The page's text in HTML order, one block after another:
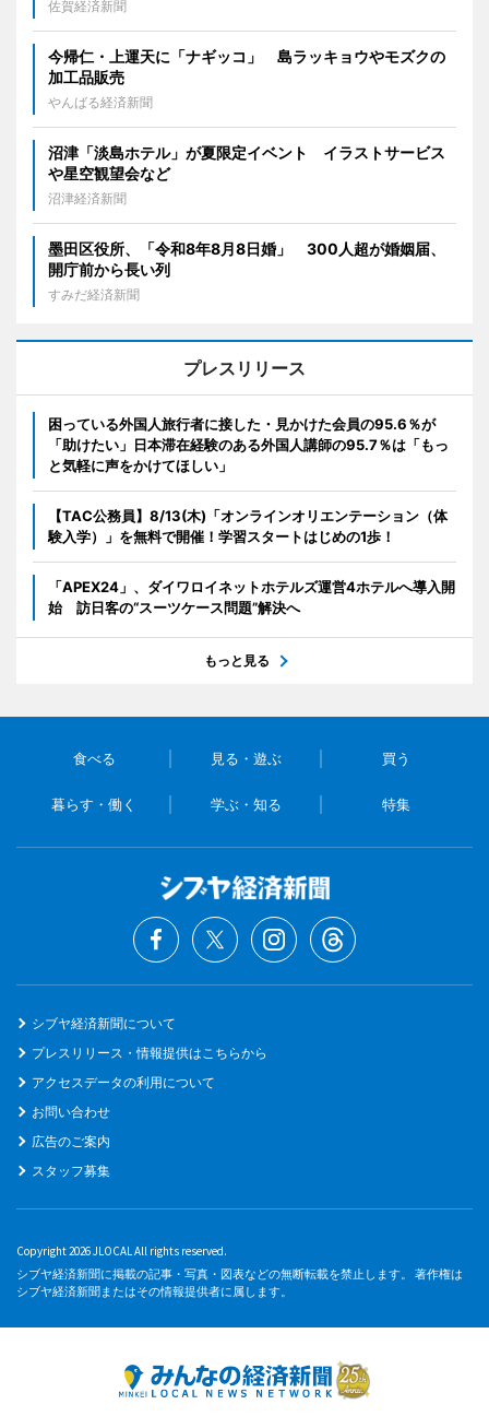
佐賀経済新聞
今帰仁・上運天に「ナギッコ」 島ラッキョウやモズクの
加工品販売
やんばる経済新聞
沼津「淡島ホテル」が夏限定イベント イラストサービス
や星空観望会など
沼津経済新聞
墨田区役所、「令和8年8月8日婚」 300人超が婚姻届、
開庁前から長い列
すみだ経済新聞
プレスリリース
困っている外国人旅行者に接した・見かけた会員の95.6％が
「助けたい」日本滞在経験のある外国人講師の95.7％は「もっ
と気軽に声をかけてほしい」
【TAC公務員】8/13(木)「オンラインオリエンテーション（体
験入学）」を無料で開催！学習スタートはじめの1歩！
「APEX24」、ダイワロイネットホテルズ運営4ホテルへ導入開
始 訪日客の“スーツケース問題”解決へ
もっと見る
食べる 見る・遊ぶ 買う
暮らす・働く 学ぶ・知る 特集
シブヤ経済新聞について
プレスリリース・情報提供はこちらから
アクセスデータの利用について
お問い合わせ
広告のご案内
スタッフ募集
Copyright 2026 JLOCAL All rights reserved.
シブヤ経済新聞に掲載の記事・写真・図表などの無断転載を禁止します。 著作権は
シブヤ経済新聞またはその情報提供者に属します。